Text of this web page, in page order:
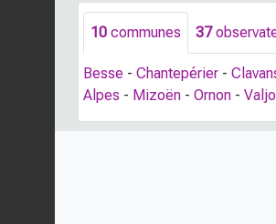
10 communes 37
Besse - Chantepérier -
Alpes - Mizoën - Ornon -